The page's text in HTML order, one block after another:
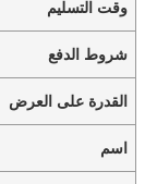
وقت التسليم
شروط الدفع
القدرة على العرض
اسم